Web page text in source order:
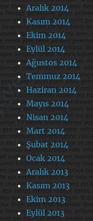
Aralık 2014
Kasım 2014
Ekim 2014
Eylül 2014
Ağustos 2014
Temmuz 2014
Haziran 2014
Mayıs 2014
Nisan 2014
Mart 2014
Şubat 2014
Ocak 2014
Aralık 2013
Kasım 2013
Ekim 2013
Eylül 2013